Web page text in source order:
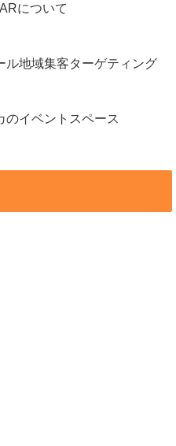
について
ル地域集客ターゲティング
のイベントスペース